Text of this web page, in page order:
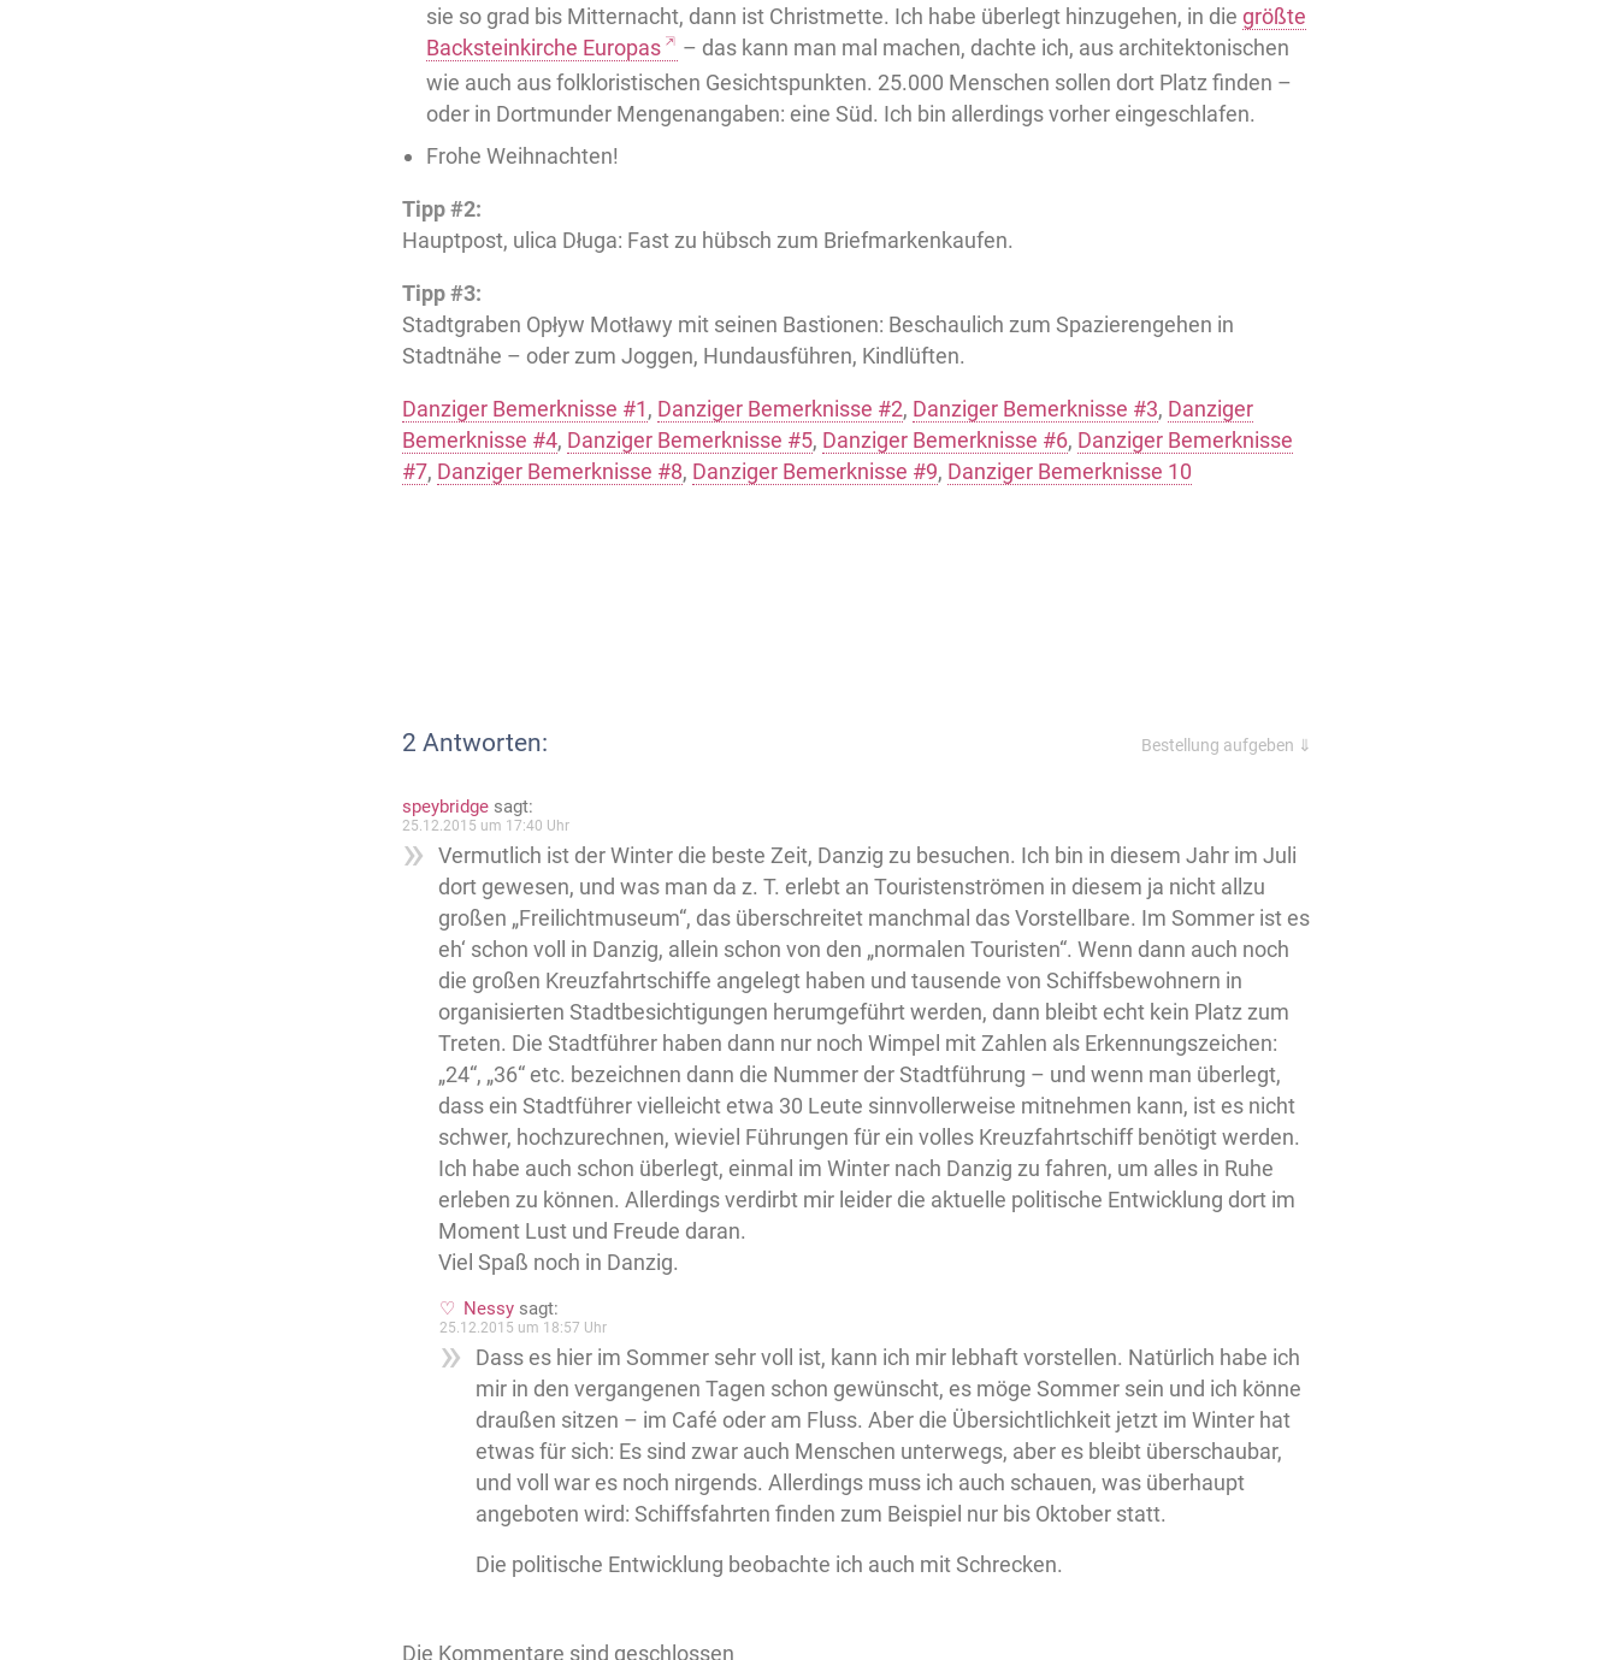
sie so grad bis Mitternacht, dann ist Christmette. Ich habe überlegt hinzugehen, in die größte
Backsteinkirche Europas
– das kann man mal machen, dachte ich, aus architektonischen
wie auch aus folkloristischen Gesichtspunkten. 25.000 Menschen sollen dort Platz finden –
oder in Dortmunder Mengenangaben: eine Süd. Ich bin allerdings vorher eingeschlafen.
Frohe Weihnachten!
Tipp #2:
Hauptpost, ulica Długa: Fast zu hübsch zum Briefmarkenkaufen.
Tipp #3:
Stadtgraben Opływ Motławy mit seinen Bastionen: Beschaulich zum Spazierengehen in
Stadtnähe – oder zum Joggen, Hundausführen, Kindlüften.
Danziger Bemerknisse #1, Danziger Bemerknisse #2, Danziger Bemerknisse #3, Danziger
Bemerknisse #4, Danziger Bemerknisse #5, Danziger Bemerknisse #6, Danziger Bemerknisse
#7, Danziger Bemerknisse #8, Danziger Bemerknisse #9, Danziger Bemerknisse 10
2 Antworten: Bestellung aufgeben ⇓
speybridge sagt:
25.12.2015 um 17:40 Uhr
Vermutlich ist der Winter die beste Zeit, Danzig zu besuchen. Ich bin in diesem Jahr im Juli
dort gewesen, und was man da z. T. erlebt an Touristenströmen in diesem ja nicht allzu
großen „Freilichtmuseum“, das überschreitet manchmal das Vorstellbare. Im Sommer ist es
eh‘ schon voll in Danzig, allein schon von den „normalen Touristen“. Wenn dann auch noch
die großen Kreuzfahrtschiffe angelegt haben und tausende von Schiffsbewohnern in
organisierten Stadtbesichtigungen herumgeführt werden, dann bleibt echt kein Platz zum
Treten. Die Stadtführer haben dann nur noch Wimpel mit Zahlen als Erkennungszeichen:
„24“, „36“ etc. bezeichnen dann die Nummer der Stadtführung – und wenn man überlegt,
dass ein Stadtführer vielleicht etwa 30 Leute sinnvollerweise mitnehmen kann, ist es nicht
schwer, hochzurechnen, wieviel Führungen für ein volles Kreuzfahrtschiff benötigt werden.
Ich habe auch schon überlegt, einmal im Winter nach Danzig zu fahren, um alles in Ruhe
erleben zu können. Allerdings verdirbt mir leider die aktuelle politische Entwicklung dort im
Moment Lust und Freude daran.
Viel Spaß noch in Danzig.
Nessy sagt:
25.12.2015 um 18:57 Uhr
Dass es hier im Sommer sehr voll ist, kann ich mir lebhaft vorstellen. Natürlich habe ich
mir in den vergangenen Tagen schon gewünscht, es möge Sommer sein und ich könne
draußen sitzen – im Café oder am Fluss. Aber die Übersichtlichkeit jetzt im Winter hat
etwas für sich: Es sind zwar auch Menschen unterwegs, aber es bleibt überschaubar,
und voll war es noch nirgends. Allerdings muss ich auch schauen, was überhaupt
angeboten wird: Schiffsfahrten finden zum Beispiel nur bis Oktober statt.
Die politische Entwicklung beobachte ich auch mit Schrecken.
Die Kommentare sind geschlossen